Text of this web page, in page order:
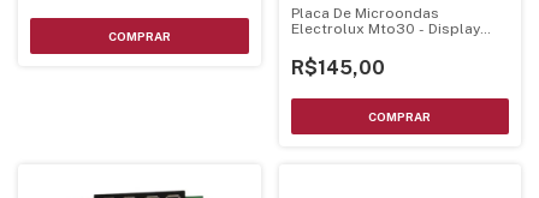
Placa De Microondas
Electrolux Mto30 - Display
R$145,00